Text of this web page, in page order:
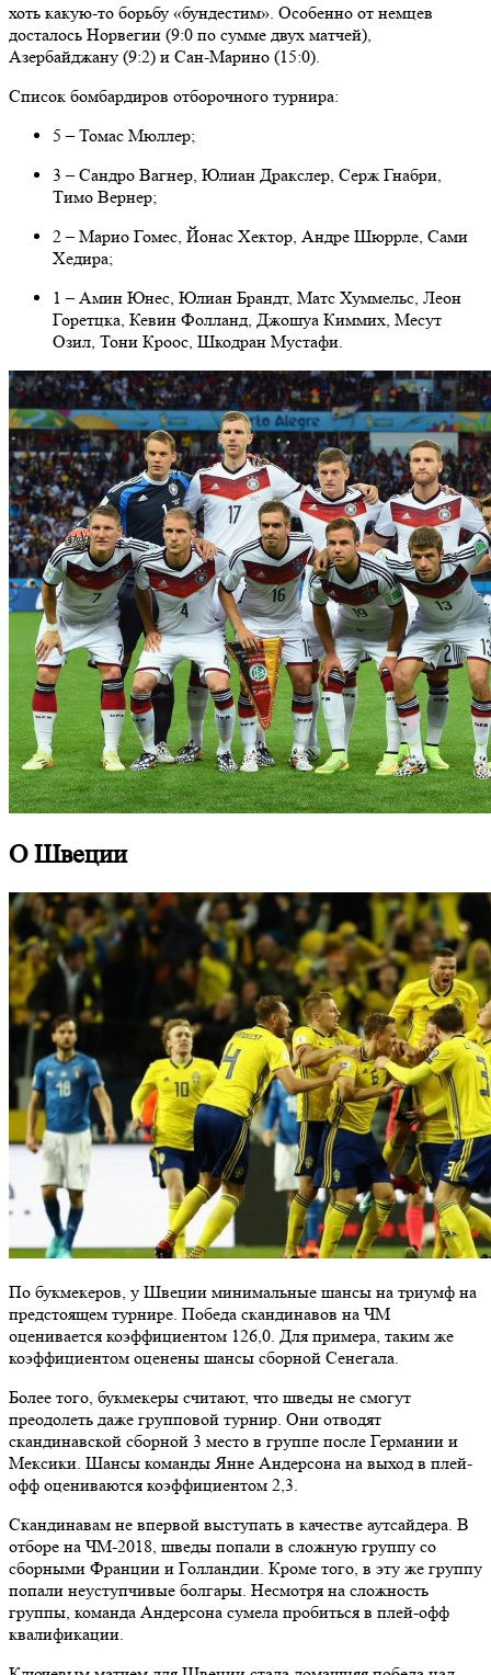
хоть какую-то борьбу «бундестим». Особенно от немцев
досталось Норвегии (9:0 по сумме двух матчей),
Азербайджану (9:2) и Сан-Марино (15:0).
Список бомбардиров отборочного турнира:
5 – Томас Мюллер;
3 – Сандро Вагнер, Юлиан Дракслер, Серж Гнабри,
Тимо Вернер;
2 – Марио Гомес, Йонас Хектор, Андре Шюррле, Сами
Хедира;
1 – Амин Юнес, Юлиан Брандт, Матс Хуммельс, Леон
Горетцка, Кевин Фолланд, Джошуа Киммих, Месут
Озил, Тони Кроос, Шкодран Мустафи.
О Швеции
По букмекеров, у Швеции минимальные шансы на триумф на
предстоящем турнире. Победа скандинавов на ЧМ
оценивается коэффициентом 126,0. Для примера, таким же
коэффициентом оценены шансы сборной Сенегала.
Более того, букмекеры считают, что шведы не смогут
преодолеть даже групповой турнир. Они отводят
скандинавской сборной 3 место в группе после Германии и
Мексики. Шансы команды Янне Андерсона на выход в плей-
офф оцениваются коэффициентом 2,3.
Скандинавам не впервой выступать в качестве аутсайдера. В
отборе на ЧМ-2018, шведы попали в сложную группу со
сборными Франции и Голландии. Кроме того, в эту же группу
попали неуступчивые болгары. Несмотря на сложность
группы, команда Андерсона сумела пробиться в плей-офф
квалификации.